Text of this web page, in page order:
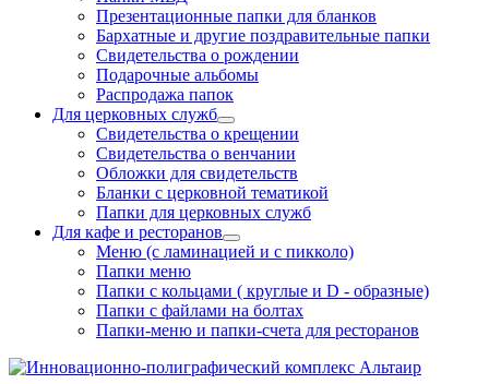
Презентационные папки для бланков
Бархатные и другие поздравительные папки
Свидетельства о рождении
Подарочные альбомы
Распродажа папок
Для церковных служб
Свидетельства о крещении
Свидетельства о венчании
Обложки для свидетельств
Бланки с церковной тематикой
Папки для церковных служб
Для кафе и ресторанов
Меню (с ламинацией и с пикколо)
Папки меню
Папки с кольцами ( круглые и D - образные)
Папки с файлами на болтах
Папки-меню и папки-счета для ресторанов